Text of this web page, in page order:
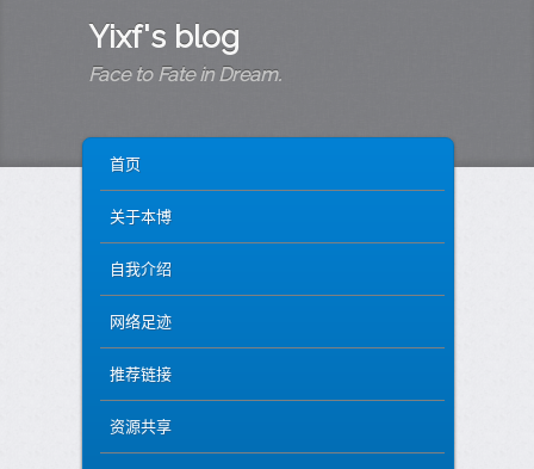
Yixf's blog
Face to Fate in Dream.
SKIP TO PRIMARY CONTENT
SKIP TO SECONDARY CONTENT
首页
关于本博
自我介绍
网络足迹
推荐链接
资源共享